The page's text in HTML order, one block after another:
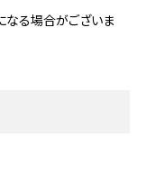
なる場合がございま